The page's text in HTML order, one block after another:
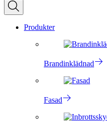
Produkter
Brandinklädnad
Fasad